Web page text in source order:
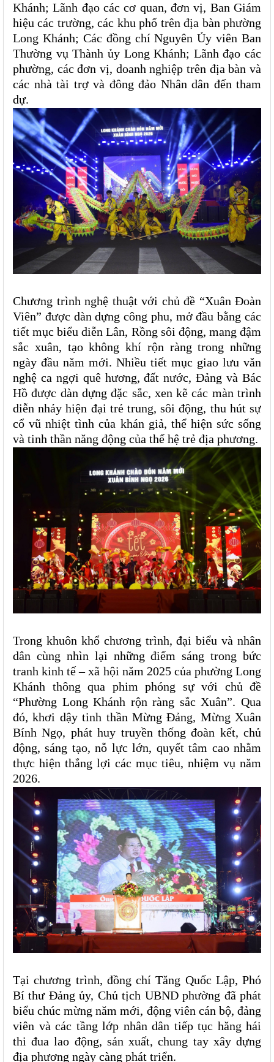
Khánh; Lãnh đạo các cơ quan, đơn vị, Ban Giám
hiệu các trường, các khu phố trên địa bàn phường
Long Khánh; Các đồng chí Nguyên Ủy viên Ban
Thường vụ Thành ủy Long Khánh; Lãnh đạo các
phường, các đơn vị, doanh nghiệp trên địa bàn và
các nhà tài trợ và đông đảo Nhân dân đến tham
dự.
Chương trình nghệ thuật với chủ đề “Xuân Đoàn
Viên” được dàn dựng công phu, mở đầu bằng các
tiết mục biểu diễn Lân, Rồng sôi động, mang đậm
sắc xuân, tạo không khí rộn ràng trong những
ngày đầu năm mới. Nhiều tiết mục giao lưu văn
nghệ ca ngợi quê hương, đất nước, Đảng và Bác
Hồ được dàn dựng đặc sắc, xen kẽ các màn trình
diễn nhảy hiện đại trẻ trung, sôi động, thu hút sự
cổ vũ nhiệt tình của khán giả, thể hiện sức sống
và tinh thần năng động của thế hệ trẻ địa phương.
Trong khuôn khổ chương trình, đại biểu và nhân
dân cùng nhìn lại những điểm sáng trong bức
tranh kinh tế – xã hội năm 2025 của phường Long
Khánh thông qua phim phóng sự với chủ đề
“Phường Long Khánh rộn ràng sắc Xuân”. Qua
đó, khơi dậy tinh thần Mừng Đảng, Mừng Xuân
Bính Ngọ, phát huy truyền thống đoàn kết, chủ
động, sáng tạo, nỗ lực lớn, quyết tâm cao nhằm
thực hiện thắng lợi các mục tiêu, nhiệm vụ năm
2026.
Tại chương trình, đồng chí Tăng Quốc Lập, Phó
Bí thư Đảng ủy, Chủ tịch UBND phường đã phát
biểu chúc mừng năm mới, động viên cán bộ, đảng
viên và các tầng lớp nhân dân tiếp tục hăng hái
thi đua lao động, sản xuất, chung tay xây dựng
địa phương ngày càng phát triển.